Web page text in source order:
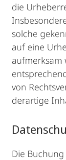
die
solche
auf eine
aufmerksam
von
derartige
Die